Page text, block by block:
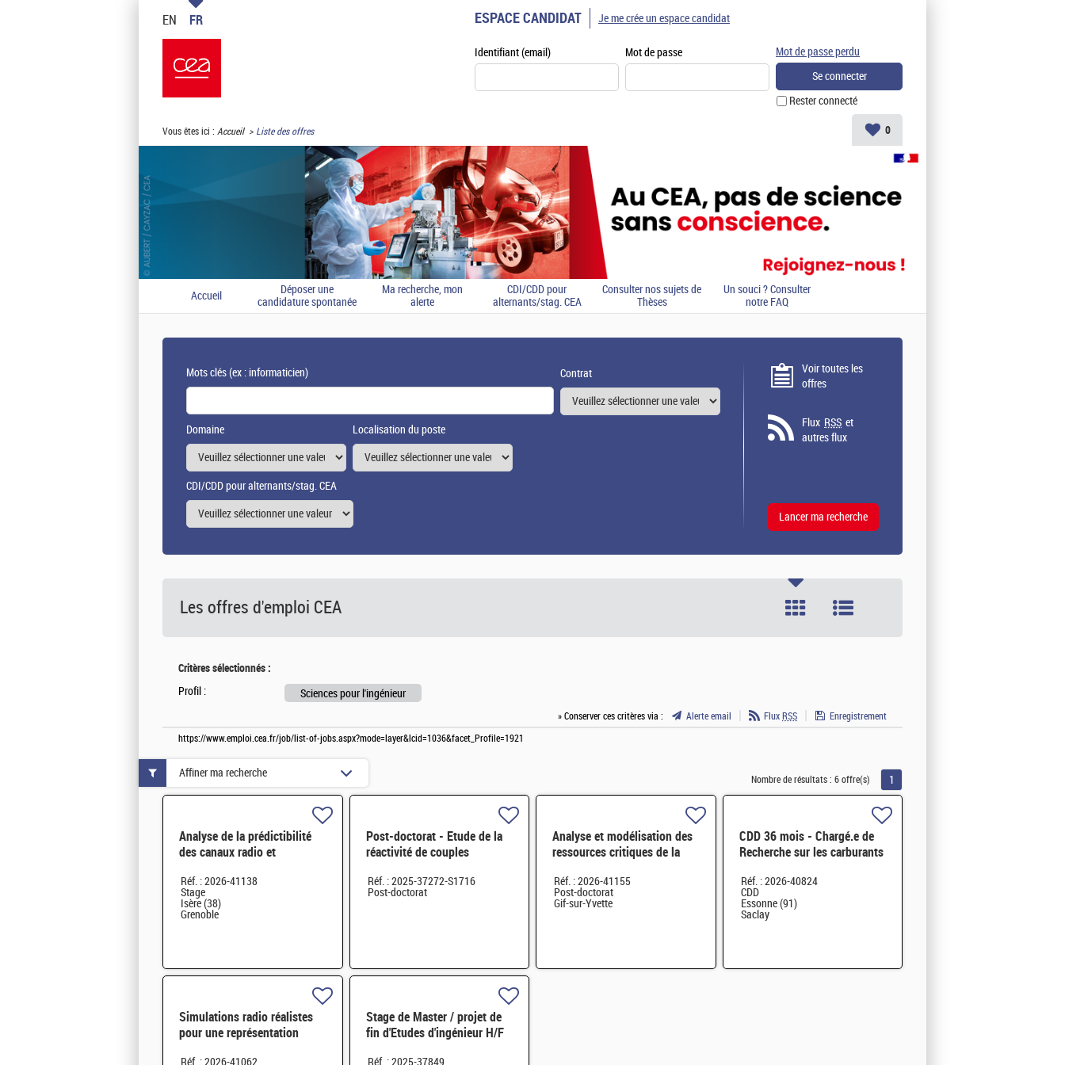
EN FR ESPACE CANDIDAT
Identifiant (email) Mot de passe
Rester connecté
Mot de passe perdu
Je me crée un espace candidat
Vous êtes ici : Accueil Liste des offres 0
Accueil
Déposer une
candidature spontanée
Ma recherche, mon
alerte
CDI/CDD pour
alternants/stag. CEA
Consulter nos sujets de
Thèses
Un souci ? Consulter
notre FAQ
Mots clés(ex : informaticien) Contrat
Domaine Localisation du poste
CDI/CDD pour alternants/stag. CEA
Voir toutes les
offres
Flux RSS et
autres flux
Les offres d'emploi CEA
Critères sélectionnés :
Profil : Sciences pour l'ingénieur
» Conserver ces critères via : Alerte email Flux RSS
Enregistrement
https://www.emploi.cea.fr/job/list-of-jobs.aspx?mode=layer&lcid=1036&facet_Profile=1921
Nombre de résultats : 6 offre(s) 1
Analyse de la prédictibilité
des canaux radio et
neurones H/F
Réf. : 2026-41138
Stage
Isère (38)
Grenoble
Post-doctorat - Etude de la
réactivité de couples
température - H/F
Réf. : 2025-37272-S1716
Post-doctorat
Analyse et modélisation des
ressources critiques de la
H/F
Réf. : 2026-41155
Post-doctorat
Gif-sur-Yvette
CDD 36 mois - Chargé.e de
Recherche sur les carburants
Réf. : 2026-40824
CDD
Essonne (91)
Saclay
Simulations radio réalistes
pour une représentation
Stage de Master / projet de
fin d'Etudes d'ingénieur H/F
Affiner ma recherche